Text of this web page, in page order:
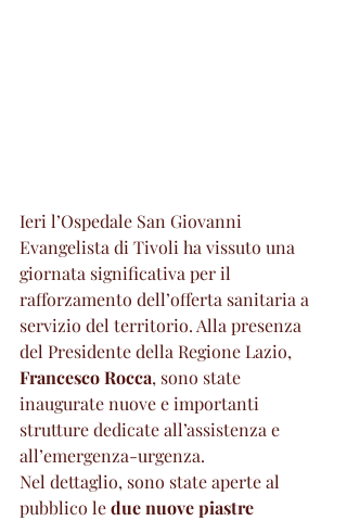
Ieri l’Ospedale San Giovanni
Evangelista di Tivoli ha vissuto una
giornata significativa per il
rafforzamento dell’offerta sanitaria a
servizio del territorio. Alla presenza
del Presidente della Regione Lazio,
Francesco Rocca, sono state
inaugurate nuove e importanti
strutture dedicate all’assistenza e
all’emergenza-urgenza.
Nel dettaglio, sono state aperte al
pubblico le due nuove piastre